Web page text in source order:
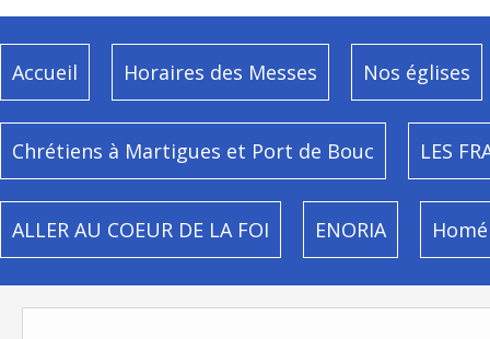
Accueil Horaires des Messes Nos églises
Chrétiens à Martigues et Port de Bouc LES
ALLER AU COEUR DE LA FOI ENORIA